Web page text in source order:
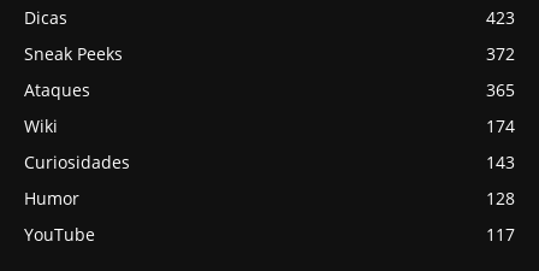
Dicas
423
Sneak Peeks
372
Ataques
365
Wiki
174
Curiosidades
143
Humor
128
YouTube
117